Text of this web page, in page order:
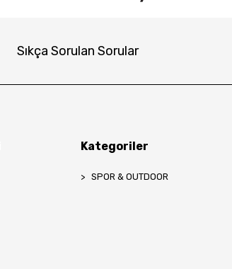
Sıkça Sorulan Sorular
Kategoriler
SPOR & OUTDOOR